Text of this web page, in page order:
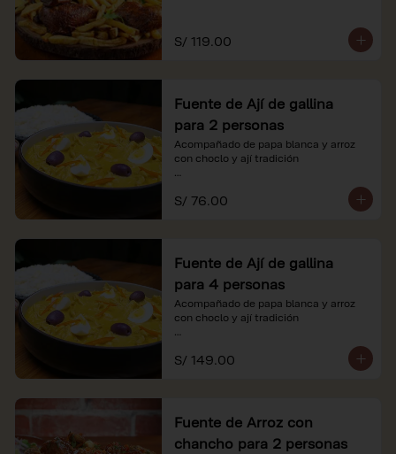
*Nuestros precios están expresados en
soles e incluyen impuestos de ley y
S/ 119.00
Fuente de Ají de gallina
para 2 personas
Acompañado de papa blanca y arroz
con choclo y ají tradición
*Nuestros precios están expresados en
soles e incluyen impuestos de ley y
S/ 76.00
Fuente de Ají de gallina
para 4 personas
Acompañado de papa blanca y arroz
con choclo y ají tradición
*Nuestros precios están expresados en
soles e incluyen impuestos de ley y
S/ 149.00
Fuente de Arroz con
chancho para 2 personas